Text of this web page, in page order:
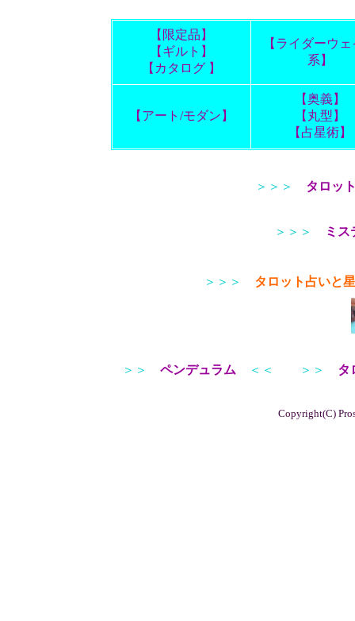
【限定品】
【ギルト】
【カタログ 】
【ライダーウ
系】
【アート/モダン】
【奥義】
【丸型】
【占星術】
＞＞＞ タロッ
＞＞＞ ミス
＞＞＞ タロット占いと
＞＞ ペンデュラム ＜＜ ＞＞ タ
Copyright(C)